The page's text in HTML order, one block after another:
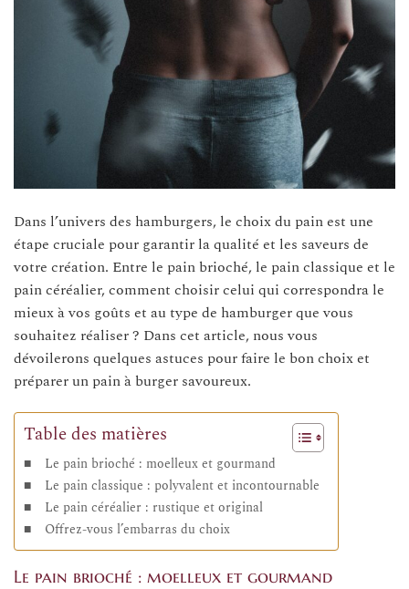
Dans l’univers des hamburgers, le choix du pain est une
étape cruciale pour garantir la qualité et les saveurs de
votre création. Entre le pain brioché, le pain classique et le
pain céréalier, comment choisir celui qui correspondra le
mieux à vos goûts et au type de hamburger que vous
souhaitez réaliser ? Dans cet article, nous vous
dévoilerons quelques astuces pour faire le bon choix et
préparer un pain à burger savoureux.
Table des matières
Le pain brioché : moelleux et gourmand
Le pain classique : polyvalent et incontournable
Le pain céréalier : rustique et original
Offrez-vous l’embarras du choix
Le pain brioché : moelleux et gourmand